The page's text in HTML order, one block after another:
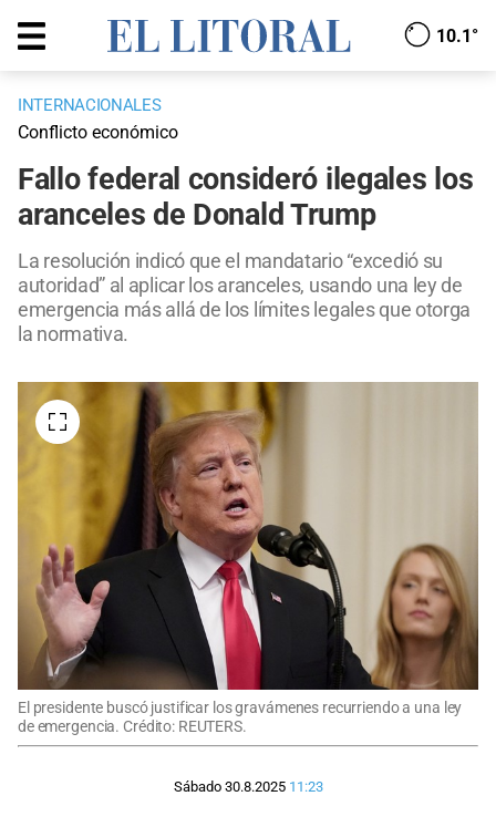
10.1°
INTERNACIONALES
Conflicto económico
Fallo federal consideró ilegales los
aranceles de Donald Trump
La resolución indicó que el mandatario “excedió su
autoridad” al aplicar los aranceles, usando una ley de
emergencia más allá de los límites legales que otorga
la normativa.
El presidente buscó justificar los gravámenes recurriendo a una ley
de emergencia. Crédito: REUTERS.
Sábado 30.8.2025 11:23